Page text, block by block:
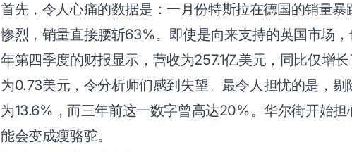
首先，令人心痛的数据是：一月份特斯拉在德国的销量
惨烈，销量直接腰斩63%。即使是向来支持的英国市场
年第四季度的财报显示，营收为257.1亿美元，同比仅增
为0.73美元，令分析师们感到失望。最令人担忧的是，剔
为13.6%，而三年前这一数字曾高达20%。华尔街开始
能会变成瘦骆驼。